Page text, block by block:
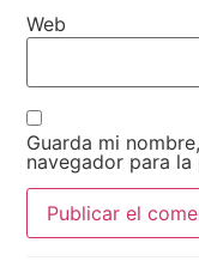
Web
Guarda mi
navegador para